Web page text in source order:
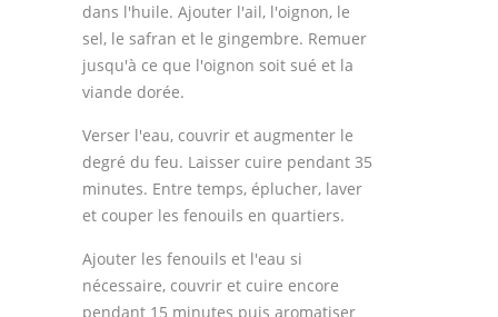
dans l'huile. Ajouter l'ail, l'oignon, le
sel, le safran et le gingembre. Remuer
jusqu'à ce que l'oignon soit sué et la
viande dorée.
Verser l'eau, couvrir et augmenter le
degré du feu. Laisser cuire pendant 35
minutes. Entre temps, éplucher, laver
et couper les fenouils en quartiers.
Ajouter les fenouils et l'eau si
nécessaire, couvrir et cuire encore
pendant 15 minutes puis aromatiser